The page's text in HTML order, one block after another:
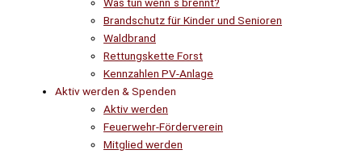
Brandschutz für Kinder und Senioren
Waldbrand
Rettungskette Forst
Kennzahlen PV-Anlage
Aktiv werden & Spenden
Aktiv werden
Feuerwehr-Förderverein
Mitglied werden